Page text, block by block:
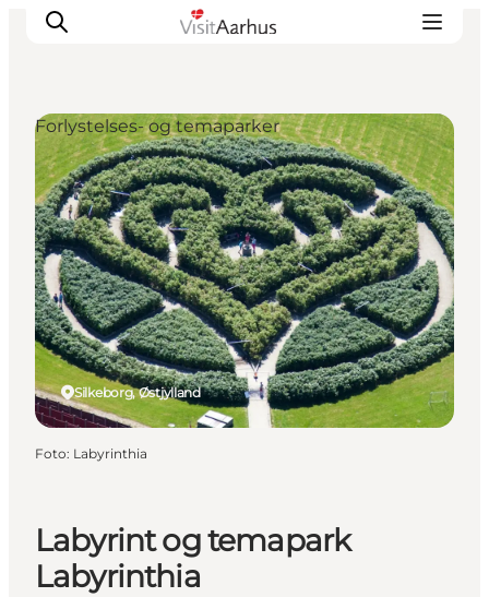
Oplevelser
Kalender
Byer og steder
Planlæg ferien
Transport
Labyrint og temapark
Labyrinthia
Silkeborg, Østjylland
Forlystelses- og temaparker
Foto: Labyrinthia